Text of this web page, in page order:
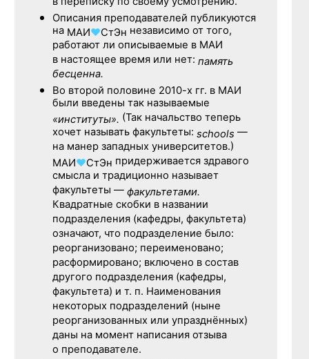
Описания преподавателей публикуются
на МАИ♥СтЭн независимо от того,
работают ли описываемые в МАИ
в настоящее время или нет: память
бесценна.
Во второй половине 2010-х гг. в МАИ
были введены так называемые
«институты». (Так начальство теперь
хочет называть факультеты: schools —
на манер западных университетов.)
МАИ♥СтЭн придерживается здравого
смысла и традиционно называет
факультеты — факультетами.
Квадратные скобки в названии
подразделения (кафедры, факультета)
означают, что подразделение было:
реорганизовано; переименовано;
расформировано; включено в состав
другого подразделения (кафедры,
факультета) и т. п. Наименования
некоторых подразделений (ныне
реорганизованных или упразднённых)
даны на момент написания отзыва
о преподавателе.